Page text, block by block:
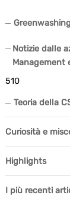
Notizie dalle
Management
510
Teoria della
Curiosità e
Highlights
I più recenti